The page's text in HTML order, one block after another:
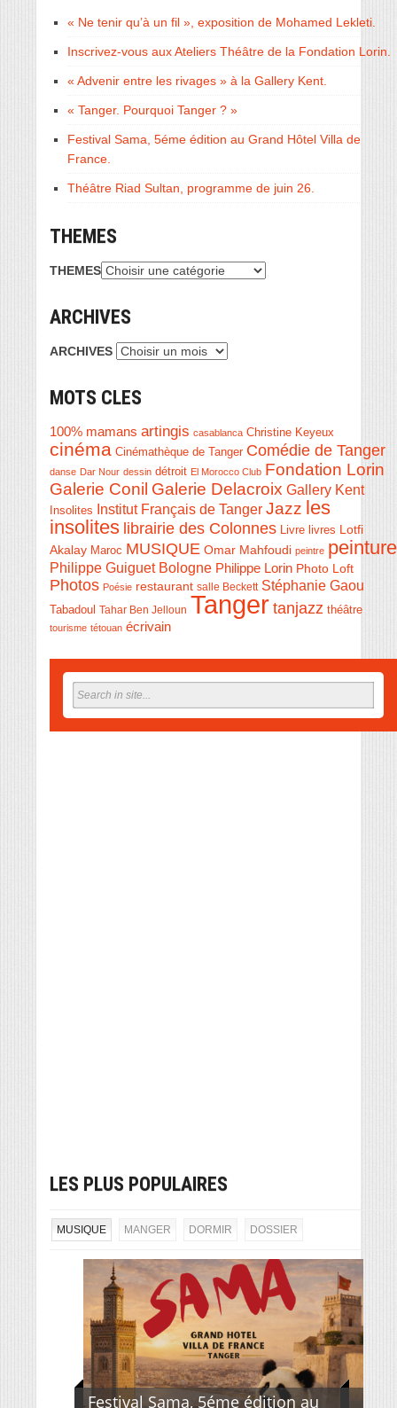
« Ne tenir qu’à un fil », exposition de Mohamed Lekleti.
Inscrivez-vous aux Ateliers Théâtre de la Fondation Lorin.
« Advenir entre les rivages » à la Gallery Kent.
« Tanger. Pourquoi Tanger ? »
Festival Sama, 5éme édition au Grand Hôtel Villa de
France.
Théâtre Riad Sultan, programme de juin 26.
THEMES
THEMES
ARCHIVES
ARCHIVES
MOTS CLES
100% mamans artingis casablanca Christine Keyeux
cinéma Cinémathèque de Tanger Comédie de Tanger
danse Dar Nour dessin détroit El Morocco Club Fondation Lorin
Galerie Conil Galerie Delacroix Gallery Kent
Insolites Institut Français de Tanger Jazz les
insolites librairie des Colonnes Livre livres Lotfi
Akalay Maroc MUSIQUE Omar Mahfoudi peintre peinture
Philippe Guiguet Bologne Philippe Lorin Photo Loft
Photos Poésie restaurant salle Beckett Stéphanie Gaou
Tabadoul Tahar Ben Jelloun Tanger tanjazz théâtre
tourisme tétouan écrivain
LES PLUS POPULAIRES
MUSIQUE MANGER DORMIR DOSSIER
Festival Sama, 5éme édition au